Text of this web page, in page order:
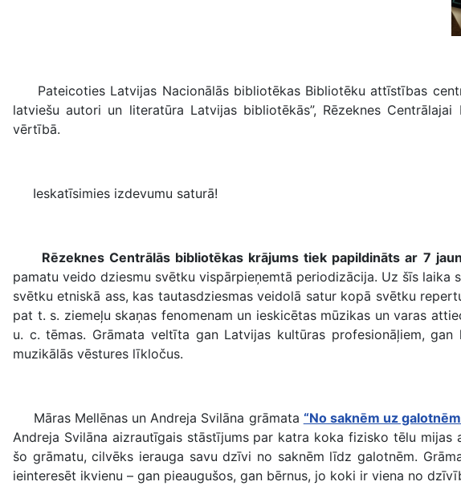
Pateicoties Latvijas Nacionālās bibliotēkas Bibliotēku attīstības
latviešu autori un literatūra Latvijas bibliotēkās”, Rēzeknes
vērtībā.
Ieskatīsimies izdevumu saturā!
Rēzeknes Centrālās bibliotēkas krājums tiek papildināts ar 7
pamatu veido dziesmu svētku vispārpieņemtā periodizācija. Uz šīs
svētku etniskā ass, kas tautasdziesmas veidolā satur kopā svētku
pat t. s. ziemeļu skaņas fenomenam un ieskicētas mūzikas un varas
u. c. tēmas. Grāmata veltīta gan Latvijas kultūras profesionāļiem,
muzikālās vēstures līkločus.
Māras Mellēnas un Andreja Svilāna grāmata “No saknēm uz
Andreja Svilāna aizrautīgais stāstījums par katra koka fizisko tēlu
šo grāmatu, cilvēks ierauga savu dzīvi no saknēm līdz galotnēm.
ieinteresēt ikvienu – gan pieaugušos, gan bērnus, jo koki ir viena no